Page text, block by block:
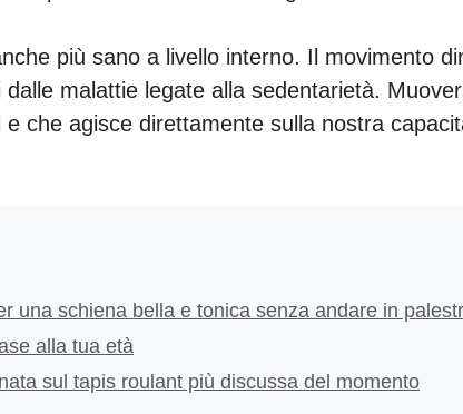
più sano a livello interno. Il movimento
malattie legate alla sedentarietà.
che agisce direttamente sulla nostra
una schiena bella e tonica senza andare in
alla tua età
sul tapis roulant più discussa del momento